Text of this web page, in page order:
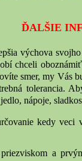
ĎALŠIE
výchova
chceli
smer, my Vás
tolerancia.
nápoje,
kedy
a